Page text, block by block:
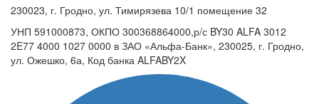
230023, г. Гродно, ул. Тимирязева 10/1 помещение 32
УНП 591000873, ОКПО 300368864000,р/с BY30 ALFA 3012
2E77 4000 1027 0000 в ЗАО «Альфа-Банк», 230025, г. Гродно,
ул. Ожешко, 6а, Код банка ALFABY2X